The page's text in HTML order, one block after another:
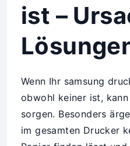
ist –
Wenn Ihr samsung
obwohl keiner ist,
sorgen. Besonders
im gesamten Drucker